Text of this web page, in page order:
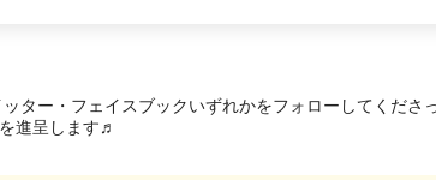
ター・フェイスブックいずれかをフォローしてくださ
進呈します♬